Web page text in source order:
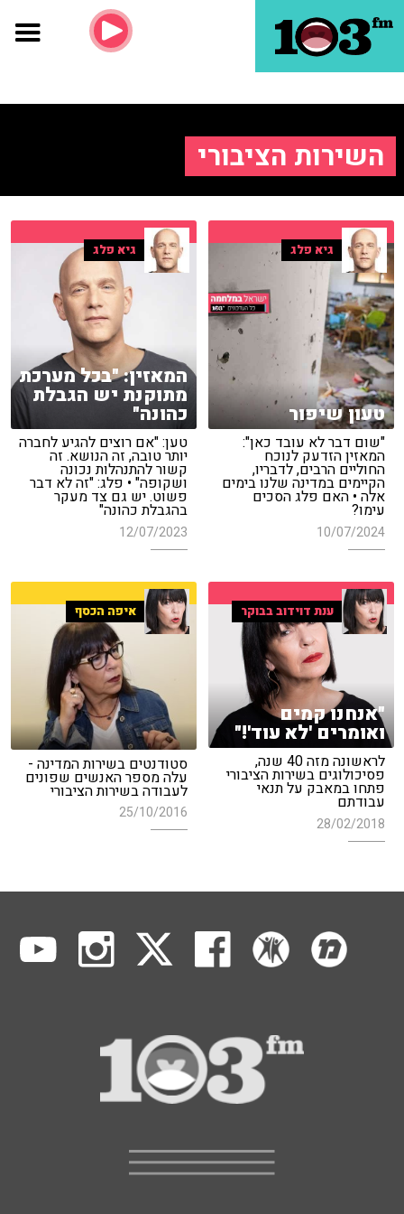
השירות הציבורי
גיא פלג
טעון שיפור
"שום דבר לא עובד כאן":
המאזין הזדעק לנוכח
החוליים הרבים, לדבריו,
הקיימים במדינה שלנו בימים
אלה • האם פלג הסכים
עימו?
10/07/2024
גיא פלג
המאזין: "בכל מערכת
מתוקנת יש הגבלת
כהונה"
טען: "אם רוצים להגיע לחברה
יותר טובה, זה הנושא. זה
קשור להתנהלות נכונה
ושקופה" • פלג: "זה לא דבר
פשוט. יש גם צד מעקר
בהגבלת כהונה"
12/07/2023
ענת דוידוב בבוקר
"אנחנו קמים
ואומרים 'לא עוד'!"
לראשונה מזה 40 שנה,
פסיכולוגים בשירות הציבורי
פתחו במאבק על תנאי
עבודתם
28/02/2018
איפה הכסף
סטודנטים בשירות המדינה -
עלה מספר האנשים שפונים
לעבודה בשירות הציבורי
25/10/2016